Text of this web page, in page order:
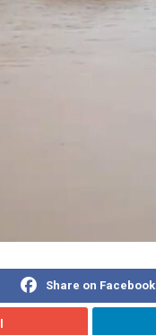
Share on Facebook